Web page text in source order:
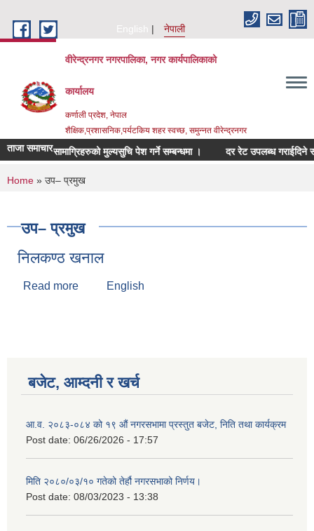
English
नेपाली
वीरेन्द्रनगर नगरपालिका, नगर कार्यपालिकाको
कार्यालय
कर्णाली प्रदेश, नेपाल
शैक्षिक,प्रशासनिक,पर्यटकिय शहर स्वच्छ, समुन्नत वीरेन्द्रनगर
ताजा समाचारसामाग्रिहरुको मुल्यसुचि पेश गर्ने सम्बन्धमा । दर रेट उपलब्ध गराईदिने
You are here
Home » उप– प्रमुख
उप– प्रमुख
निलकण्ठ खनाल
Read more about निलकण्ठ खनाल
English
बजेट, आम्दनी र खर्च
आ.व. २०८३-०८४ को १९ औं नगरसभामा प्रस्तुत बजेट, निति तथा कार्यक्रम
Post date: 06/26/2026 - 17:57
मिति २०८०/०३/१० गतेको तेर्हौ नगरसभाको निर्णय।
Post date: 08/03/2023 - 13:38